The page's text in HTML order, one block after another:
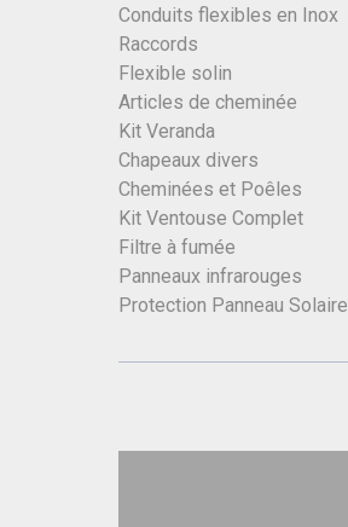
Conduits flexibles en Inox
Raccords
Flexible solin
Articles de cheminée
Kit Veranda
Chapeaux divers
Cheminées et Poêles
Kit Ventouse Complet
Filtre à fumée
Panneaux infrarouges
Protection Panneau Solaire